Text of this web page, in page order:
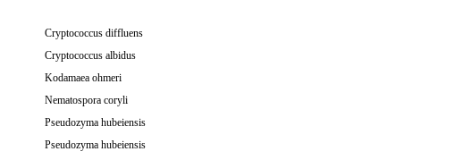
Cryptococcus diffluens
Cryptococcus albidus
Kodamaea ohmeri
Nematospora coryli
Pseudozyma hubeiensis
Pseudozyma hubeiensis